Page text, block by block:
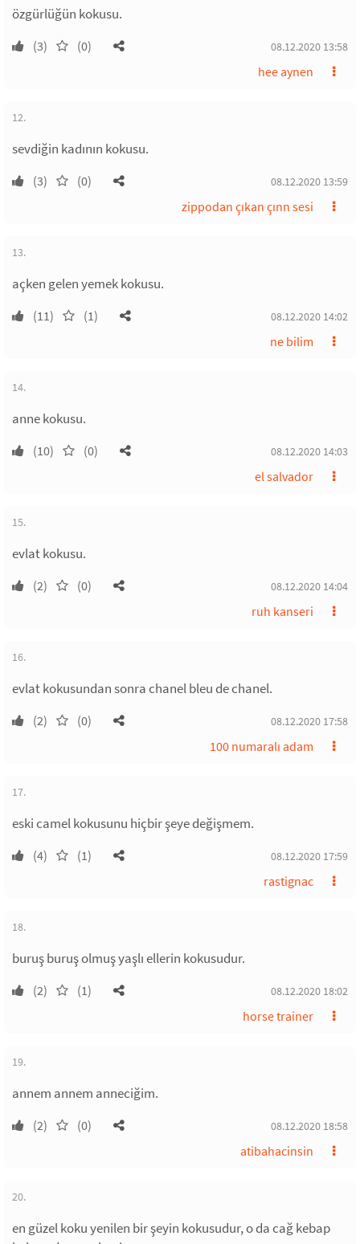
özgürlüğün kokusu.
(3) (0) 08.12.2020 13:58
hee aynen
12.
sevdiğin kadının kokusu.
(3) (0) 08.12.2020 13:59
zippodan çıkan çınn sesi
13.
açken gelen yemek kokusu.
(11) (1) 08.12.2020 14:02
ne bilim
14.
anne kokusu.
(10) (0) 08.12.2020 14:03
el salvador
15.
evlat kokusu.
(2) (0) 08.12.2020 14:04
ruh kanseri
16.
evlat kokusundan sonra chanel bleu de chanel.
(2) (0) 08.12.2020 17:58
100 numaralı adam
17.
eski camel kokusunu hiçbir şeye değişmem.
(4) (1) 08.12.2020 17:59
rastignac
18.
buruş buruş olmuş yaşlı ellerin kokusudur.
(2) (1) 08.12.2020 18:02
horse trainer
19.
annem annem anneciğim.
(2) (0) 08.12.2020 18:58
atibahacinsin
20.
en güzel koku yenilen bir şeyin kokusudur, o da cağ kebap